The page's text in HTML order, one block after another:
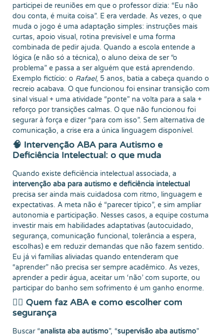
participei de reuniões em que o professor dizia: “Eu não
dou conta, é muita coisa”. E era verdade. Às vezes, o que
muda o jogo é uma adaptação simples: instruções mais
curtas, apoio visual, rotina previsível e uma forma
combinada de pedir ajuda. Quando a escola entende a
lógica (e não só a técnica), o aluno deixa de ser “o
problema” e passa a ser alguém que está aprendendo.
Exemplo fictício: o Rafael, 5 anos, batia a cabeça quando o
recreio acabava. O que funcionou foi ensinar transição com
sinal visual + uma atividade “ponte” na volta para a sala +
reforço por transições calmas. O que não funcionou foi
segurar à força e dizer “para com isso”. Sem alternativa de
comunicação, a crise era a única linguagem disponível.
🧠 Intervenção ABA para Autismo e
Deficiência Intelectual: o que muda
Quando existe deficiência intelectual associada, a
intervenção aba para autismo e deficiência intelectual
precisa ser ainda mais cuidadosa com ritmo, linguagem e
expectativas. A meta não é “parecer típico”, e sim ampliar
autonomia e participação. Nesses casos, a equipe costuma
investir mais em habilidades adaptativas (autocuidado,
segurança, comunicação funcional, tolerância a espera,
escolhas) e em reduzir demandas que não fazem sentido.
Eu já vi famílias aliviadas quando entenderam que
“aprender” não precisa ser sempre acadêmico. Às vezes,
aprender a pedir água, aceitar um ‘não’ com suporte, ou
participar do banho sem sofrimento é um ganho enorme.
👩‍⚕️ Quem faz ABA e como escolher com
segurança
Buscar “analista aba autismo”, “supervisão aba autismo”